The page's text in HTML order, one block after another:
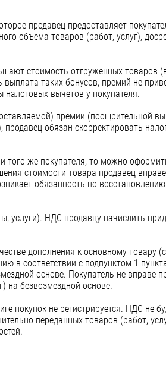
продавец предоставляет
объема товаров (работ, услуг),
стоимость отгруженных товаров
таких бонусов, премий не
вычетов у покупателя.
премии (поощрительной
обязан скорректировать
того же покупателя, то можно
стоимости товара продавец
обязанность по
услуги). НДС продавцу начислить
дополнения к основному товару
в соответствии с подпунктом 1
основе. Покупатель не вправе
на безвозмездной основе.
покупок не регистрируется. НДС не
переданных товаров (работ,